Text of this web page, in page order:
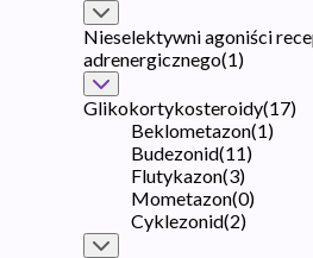
Nieselektywni agoniści
adrenergicznego(1)
Glikokortykosteroidy(17)
Beklometazon(1)
Budezonid(11)
Flutykazon(3)
Mometazon(0)
Cyklezonid(2)